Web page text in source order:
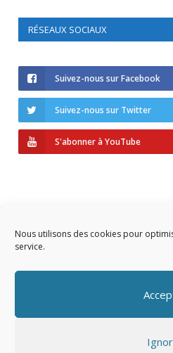
Nous utilisons des cookies pour
service.
RÉSEAUX SOCIAUX
Suivez-nous sur Facebook
Suivez-nous sur Twitter
S'abonner à YouTube
Copyright © 2023 AIDF